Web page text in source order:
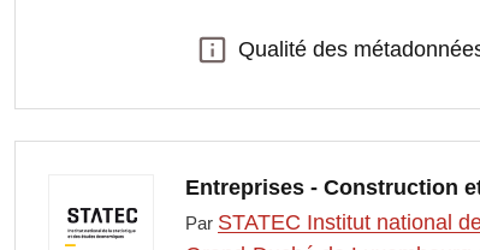
Qualité des métadonnées:
Qualité des
Entreprises - Construction
Par STATEC Institut national